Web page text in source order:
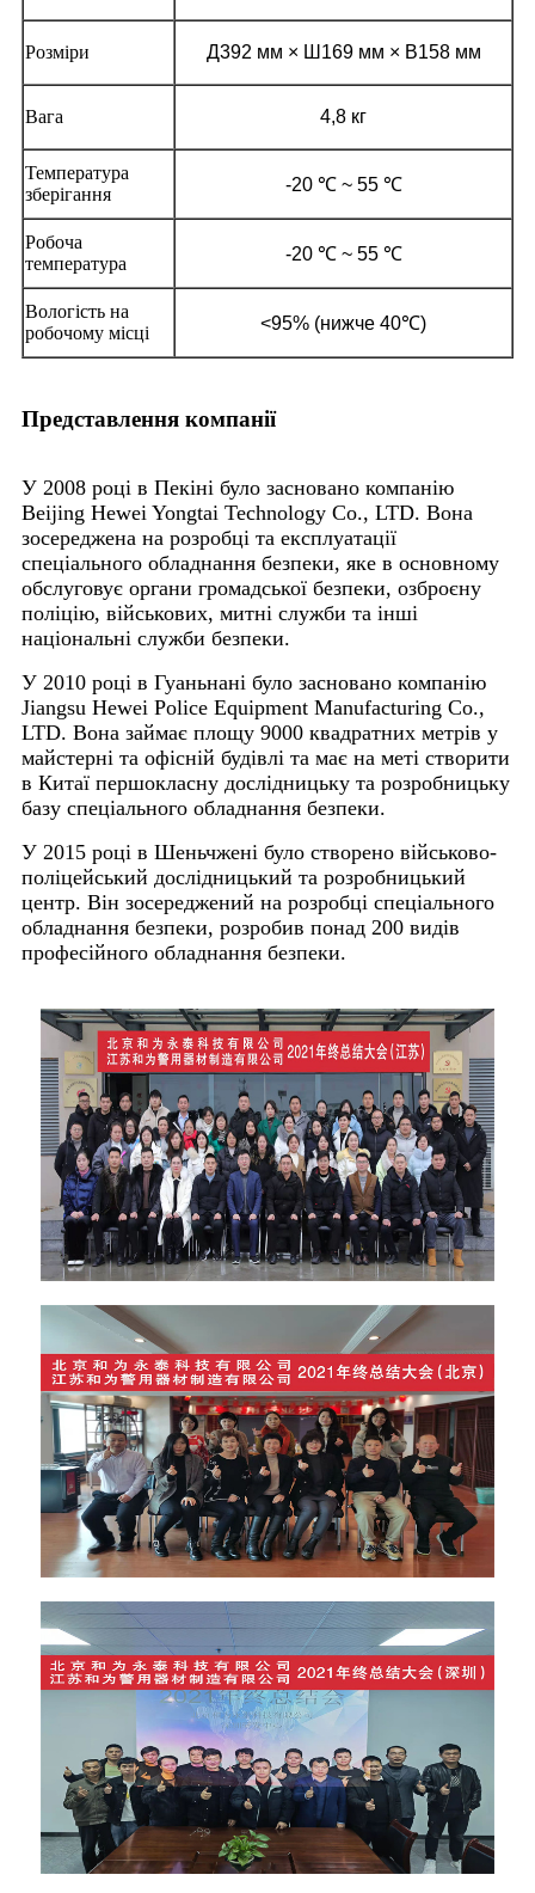
Розміри Д392 мм × Ш169 мм × В158 мм
Вага 4,8 кг
Температура
зберігання
-20 ℃ ~ 55 ℃
Робоча
температура
-20 ℃ ~ 55 ℃
Вологість на
робочому місці
<95% (нижче 40℃)
Представлення компанії
У 2008 році в Пекіні було засновано компанію
Beijing Hewei Yongtai Technology Co., LTD. Вона
зосереджена на розробці та експлуатації
спеціального обладнання безпеки, яке в основному
обслуговує органи громадської безпеки, озброєну
поліцію, військових, митні служби та інші
національні служби безпеки.
У 2010 році в Гуаньнані було засновано компанію
Jiangsu Hewei Police Equipment Manufacturing Co.,
LTD. Вона займає площу 9000 квадратних метрів у
майстерні та офісній будівлі та має на меті створити
в Китаї першокласну дослідницьку та розробницьку
базу спеціального обладнання безпеки.
У 2015 році в Шеньчжені було створено військово-
поліцейський дослідницький та розробницький
центр. Він зосереджений на розробці спеціального
обладнання безпеки, розробив понад 200 видів
професійного обладнання безпеки.